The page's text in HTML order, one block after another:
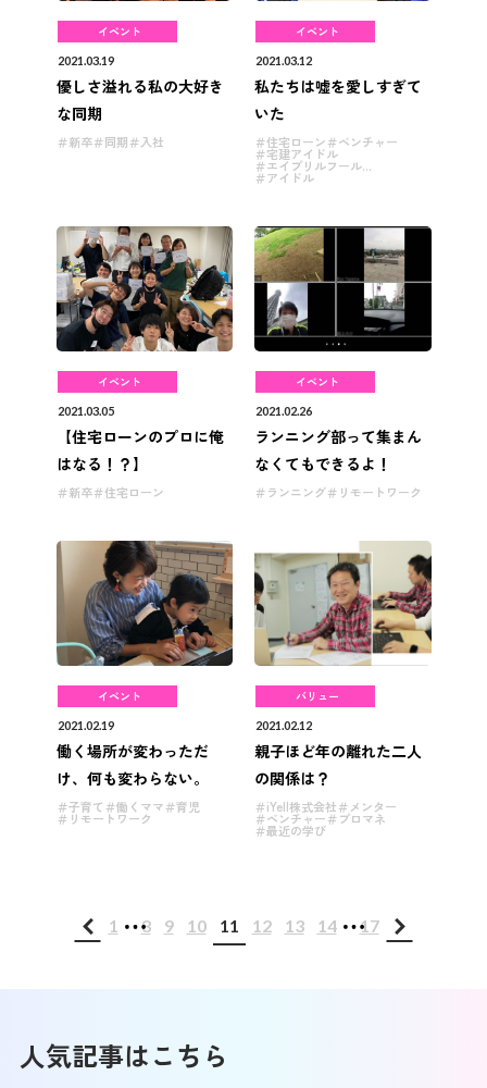
イベント
2021.03.19
優しさ溢れる私の大好き
な同期
新卒 同期 入社
イベント
2021.03.12
私たちは嘘を愛しすぎて
いた
住宅ローン ベンチャー
宅建アイドル
エイプリルフール2020
アイドル
イベント
2021.03.05
【住宅ローンのプロに俺
はなる！？】
新卒 住宅ローン
イベント
2021.02.26
ランニング部って集まん
なくてもできるよ！
ランニング リモートワーク
イベント
2021.02.19
働く場所が変わっただ
け、何も変わらない。
子育て 働くママ 育児
リモートワーク
バリュー
2021.02.12
親子ほど年の離れた二人
の関係は？
iYell株式会社 メンター
ベンチャー プロマネ
最近の学び
1 ...
8 9 10 11 12 13 14 ...
17
人気記事はこちら